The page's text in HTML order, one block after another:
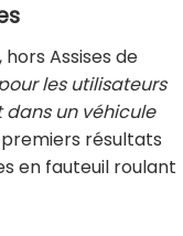
hors Assises de
les utilisateurs
un véhicule
résultats
en fauteuil roulant